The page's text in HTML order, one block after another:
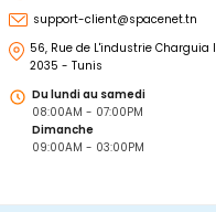
support-client@spacenet.tn
56, Rue de L'industrie Charguia I
2035 - Tunis
Du lundi au samedi
08:00AM - 07:00PM
Dimanche
09:00AM - 03:00PM